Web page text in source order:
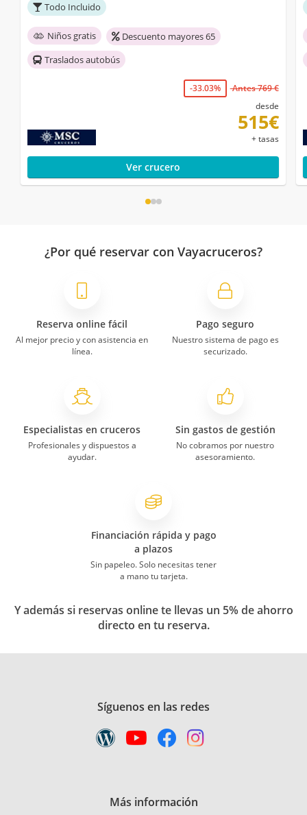
Todo Incluido
Niños gratis
Descuento mayores 65
Traslados autobús
-33.03%
Antes 769 €
desde
515€
+ tasas
Ver crucero
¿Por qué reservar con Vayacruceros?
Reserva online fácil
Al mejor precio y con asistencia en
línea.
Pago seguro
Nuestro sistema de pago es
securizado.
Especialistas en cruceros
Profesionales y dispuestos a
ayudar.
Sin gastos de gestión
No cobramos por nuestro
asesoramiento.
Financiación rápida y pago
a plazos
Sin papeleo. Solo necesitas tener
a mano tu tarjeta.
Y además si reservas online te llevas un 5% de ahorro
directo en tu reserva.
Síguenos en las redes
Más información